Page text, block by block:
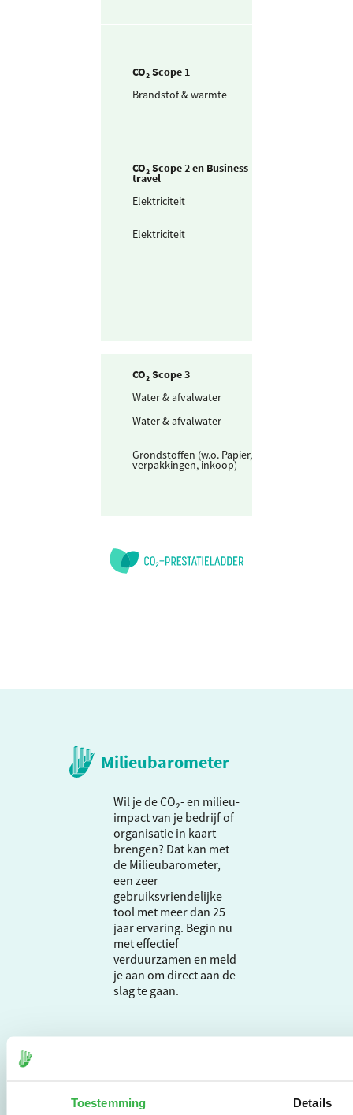
Toestemming Details
CO₂ Scope 1
Brandstof & warmte
CO₂ Scope 2 en Business
travel
Elektriciteit
Elektriciteit
CO₂ Scope 3
Water & afvalwater
Water & afvalwater
Grondstoffen (w.o. Papier,
verpakkingen, inkoop)
Milieubarometer
Wil je de CO₂- en milieu-
impact van je bedrijf of
organisatie in kaart
brengen? Dat kan met
de Milieubarometer,
een zeer
gebruiksvriendelijke
tool met meer dan 25
jaar ervaring. Begin nu
met effectief
verduurzamen en meld
je aan om direct aan de
slag te gaan.
vertaalt de groeiende